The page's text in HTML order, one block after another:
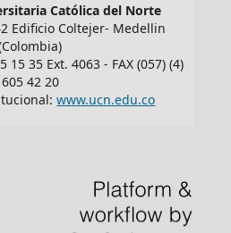
Católica del Norte
Edificio Coltejer- Medellin
15 35 Ext. 4063 - FAX (057) (4)
605 42 20
www.ucn.edu.co